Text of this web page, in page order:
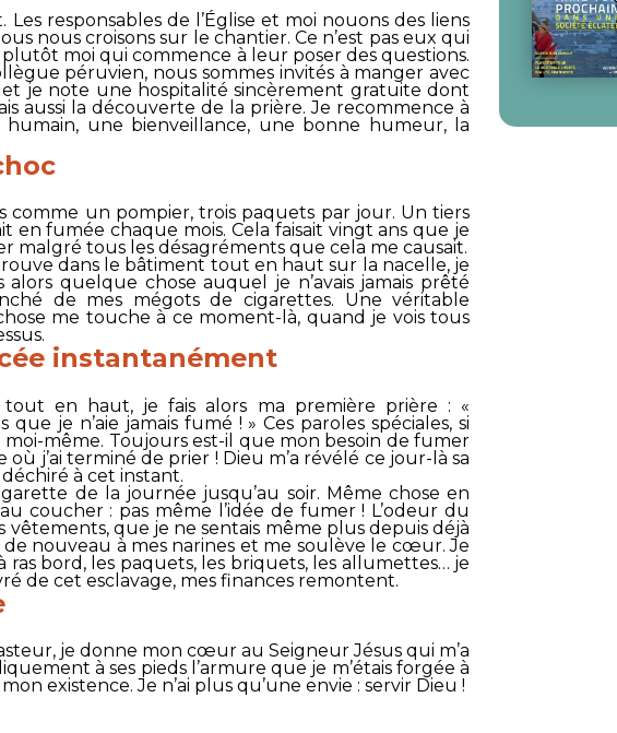
responsables de l’Église et moi nouons des liens
nous croisons sur le chantier. Ce n’est pas eux qui
moi qui commence à leur poser des questions.
péruvien, nous sommes invités à manger avec
je note une hospitalité sincèrement gratuite dont
aussi la découverte de la prière. Je recommence à
humain, une bienveillance, une bonne humeur, la
comme un pompier, trois paquets par jour. Un tiers
en fumée chaque mois. Cela faisait vingt ans que je
malgré tous les désagréments que cela me causait.
dans le bâtiment tout en haut sur la nacelle, je
quelque chose auquel je n’avais jamais prêté
de mes mégots de cigarettes. Une véritable
me touche à ce moment-là, quand je vois tous
instantanément
en haut, je fais alors ma première prière : «
que je n’aie jamais fumé ! » Ces paroles spéciales, si
même. Toujours est-il que mon besoin de fumer
où j’ai terminé de prier ! Dieu m’a révélé ce jour-là sa
déchiré à cet instant.
de la journée jusqu’au soir. Même chose en
coucher : pas même l’idée de fumer ! L’odeur du
vêtements, que je ne sentais même plus depuis déjà
nouveau à mes narines et me soulève le cœur. Je
ras bord, les paquets, les briquets, les allumettes… je
de cet esclavage, mes finances remontent.
je donne mon cœur au Seigneur Jésus qui m’a
à ses pieds l’armure que je m’étais forgée à
existence. Je n’ai plus qu’une envie : servir Dieu !